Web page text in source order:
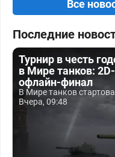
Все
Последние
Турнир в честь
в Мире танков:
офлайн-финал
В Мире танков
Вчера, 09:48